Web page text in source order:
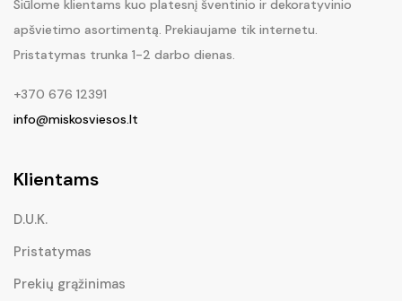
Siūlome klientams kuo platesnį šventinio ir dekoratyvinio
apšvietimo asortimentą. Prekiaujame tik internetu.
Pristatymas trunka 1-2 darbo dienas.
+370 676 12391
info@miskosviesos.lt
Klientams
D.U.K.
Pristatymas
Prekių grąžinimas